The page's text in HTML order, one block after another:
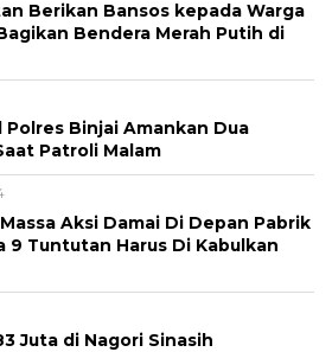
Berikan Bansos kepada Warga
Bendera Merah Putih di
Polres Binjai Amankan Dua
Patroli Malam
Aksi Damai Di Depan Pabrik
9 Tuntutan Harus Di Kabulkan
Juta di Nagori Sinasih